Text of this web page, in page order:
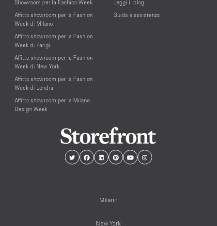
Showroom per la Fashion Week
Affitto showroom per la Fashion
Week di Milano
Affitto showroom per la Fashion
Week di Parigi
Affitto showroom per la Fashion
Week di New York
Affitto showroom per la Fashion
Week di Londra
Affitto showroom per la Milano
Design Week
Leggi il blog
Guida e assistenza
Milano
New York